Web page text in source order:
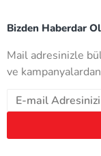
Bizden Haberdar
Mail adresinizle
ve